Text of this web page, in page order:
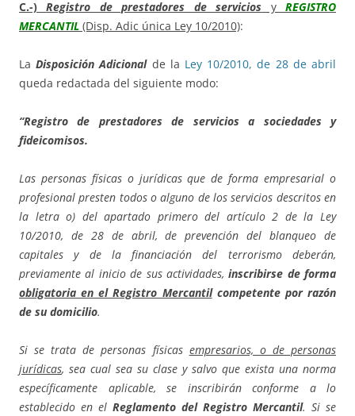
C.-)Registro de prestadores de servicios yREGISTRO
MERCANTIL (Disp. Adic única Ley 10/2010):
LaDisposición Adicionalde la Ley 10/2010, de 28 de abril
queda redactada del siguiente modo:
“Registro de prestadores de servicios a sociedades y
fideicomisos.
Las personas físicas o jurídicas que de forma empresarial o
profesional presten todos o alguno de los servicios descritos en
la letra o) del apartado primero del artículo 2 de la Ley
10/2010, de 28 de abril, de prevención del blanqueo de
capitales y de la financiación del terrorismo deberán,
previamente al inicio de sus actividades,inscribirse de forma
obligatoria en el Registro Mercantilcompetente por razón
de su domicilio.
Si se trata de personas físicas empresarios, o de personas
jurídicas, sea cual sea su clase y salvo que exista una norma
específicamente aplicable, se inscribirán conforme a lo
establecido en el Reglamento del Registro Mercantil. Si se